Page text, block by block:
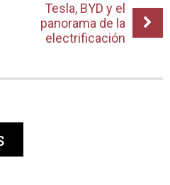
Tesla, BYD y el
panorama de la
electrificación